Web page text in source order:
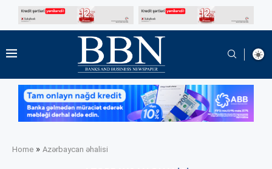
Home » Azərbaycan əhalisi